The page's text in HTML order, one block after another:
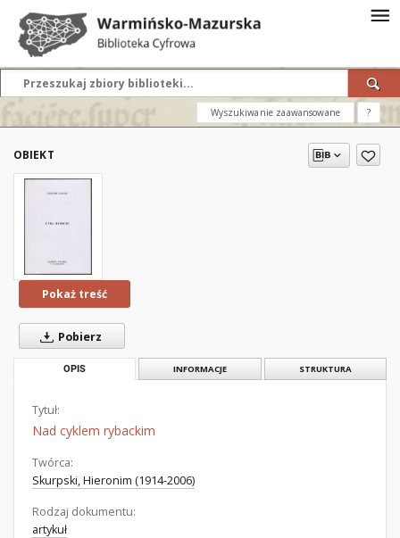
Wyszukiwanie zaawansowane ?
OBIEKT
Pokaż treść
Pobierz
OPIS INFORMACJE STRUKTURA
Tytuł:
Nad cyklem rybackim
Twórca:
Skurpski, Hieronim (1914-2006)
Rodzaj dokumentu:
artykuł